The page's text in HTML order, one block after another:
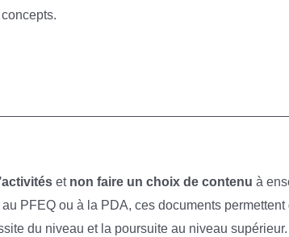
et non faire un choix de contenu à
PFEQ ou à la PDA, ces documents
du niveau et la poursuite au niveau supérieur.